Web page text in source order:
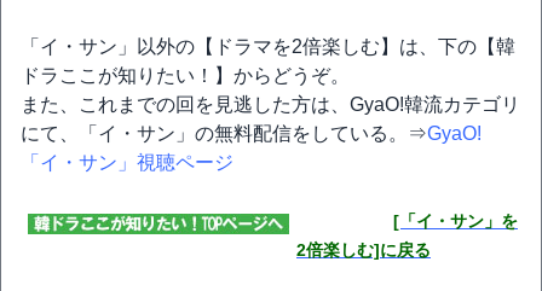
「イ・サン」以外の【ドラマを2倍楽しむ】は、下の【韓
ドラここが知りたい！】からどうぞ。
また、これまでの回を見逃した方は、GyaO!韓流カテゴリ
にて、「イ・サン」の無料配信をしている。⇒GyaO!
「イ・サン」視聴ページ
[「イ・サン」を
2倍楽しむ]に戻る